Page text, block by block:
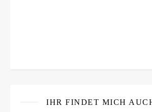
IHR FINDET MICH